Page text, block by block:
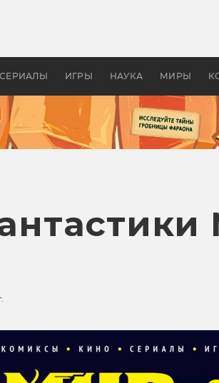
СЕРИАЛЫ ИГРЫ НАУКА МИРЫ
апокалипсис, в